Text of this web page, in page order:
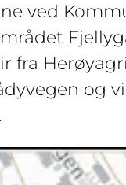
ved
fra
og